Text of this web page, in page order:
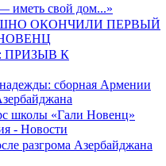
иметь свой дом...»
ОКОНЧИЛИ ПЕРВЫЙ
ПРИЗЫВ К
сборная Армении
школы «Гали Новенц»
- Новости
разгрома Азербайджана